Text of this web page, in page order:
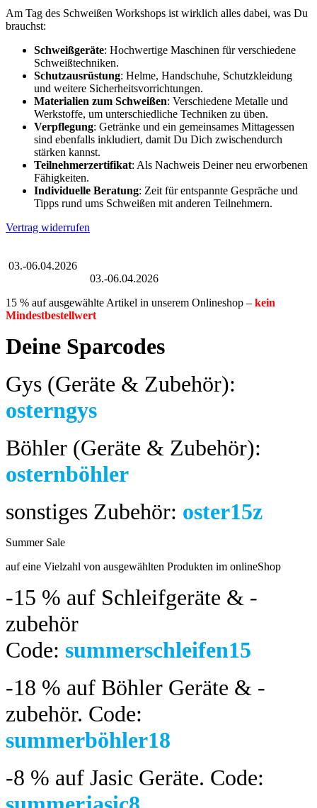
Am Tag des Schweißen Workshops ist wirklich alles dabei, was Du
brauchst:
Schweißgeräte: Hochwertige Maschinen für verschiedene
Schweißtechniken.
Schutzausrüstung: Helme, Handschuhe, Schutzkleidung
und weitere Sicherheitsvorrichtungen.
Materialien zum Schweißen: Verschiedene Metalle und
Werkstoffe, um unterschiedliche Techniken zu üben.
Verpflegung: Getränke und ein gemeinsames Mittagessen
sind ebenfalls inkludiert, damit Du Dich zwischendurch
stärken kannst.
Teilnehmerzertifikat: Als Nachweis Deiner neu erworbenen
Fähigkeiten.
Individuelle Beratung: Zeit für entspannte Gespräche und
Tipps rund ums Schweißen mit anderen Teilnehmern.
Vertrag widerrufen
03.-06.04.2026
03.-06.04.2026
15 % auf ausgewählte Artikel in unserem Onlineshop – kein
Mindestbestellwert
Deine Sparcodes
Gys (Geräte & Zubehör):
osterngys
Böhler (Geräte & Zubehör):
osternböhler
sonstiges Zubehör: oster15z
Summer Sale
auf eine Vielzahl von ausgewählten Produkten im onlineShop
-15 % auf Schleifgeräte & -
zubehör
Code: summerschleifen15
-18 % auf Böhler Geräte & -
zubehör. Code:
summerböhler18
-8 % auf Jasic Geräte. Code: